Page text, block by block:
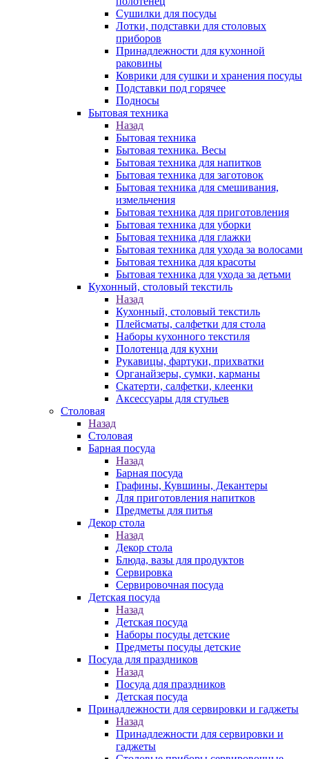
Сушилки для посуды
Лотки, подставки для столовых
приборов
Принадлежности для кухонной
раковины
Коврики для сушки и хранения посуды
Подставки под горячее
Подносы
Бытовая техника
Назад
Бытовая техника
Бытовая техника. Весы
Бытовая техника для напитков
Бытовая техника для заготовок
Бытовая техника для смешивания,
измельчения
Бытовая техника для приготовления
Бытовая техника для уборки
Бытовая техника для глажки
Бытовая техника для ухода за волосами
Бытовая техника для красоты
Бытовая техника для ухода за детьми
Кухонный, столовый текстиль
Назад
Кухонный, столовый текстиль
Плейсматы, салфетки для стола
Наборы кухонного текстиля
Полотенца для кухни
Рукавицы, фартуки, прихватки
Органайзеры, сумки, карманы
Скатерти, салфетки, клеенки
Аксессуары для стульев
Столовая
Назад
Столовая
Барная посуда
Назад
Барная посуда
Графины, Кувшины, Декантеры
Для приготовления напитков
Предметы для питья
Декор стола
Назад
Декор стола
Блюда, вазы для продуктов
Сервировка
Сервировочная посуда
Детская посуда
Назад
Детская посуда
Наборы посуды детские
Предметы посуды детские
Посуда для праздников
Назад
Посуда для праздников
Детская посуда
Принадлежности для сервировки и гаджеты
Назад
Принадлежности для сервировки и
гаджеты